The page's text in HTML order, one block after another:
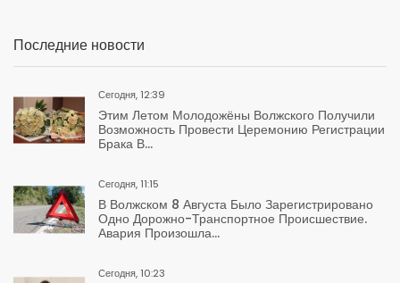
Последние новости
Сегодня, 12:39
Этим Летом Молодожёны Волжского Получили
Возможность Провести Церемонию Регистрации
Брака В...
Сегодня, 11:15
В Волжском 8 Августа Было Зарегистрировано
Одно Дорожно-Транспортное Происшествие.
Авария Произошла...
Сегодня, 10:23